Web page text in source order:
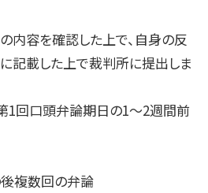
内容を確認した上で、自身の反
記載した上で裁判所に提出しま
1回口頭弁論期日の1〜2週間前
複数回の弁論